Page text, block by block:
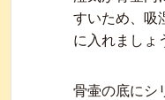
すいため、吸
に入れましょ
骨壷の底にシ